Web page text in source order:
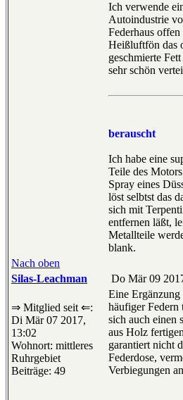
Ich verwende
Autoindustrie
Federhaus
Heißluftfön das
geschmierte
sehr schön
berauscht
Ich habe eine
Teile des
Spray eines
löst selbtst das
sich mit
entfernen läßt,
Metallteile
blank.
Nach oben
Silas-Leachman
Do Mär 09
⇒ Mitglied seit ⇐:
Di Mär 07 2017,
13:02
Wohnort: mittleres
Ruhrgebiet
Beiträge: 49
Eine Ergänzung
häufiger Federn
sich auch einen
aus Holz
garantiert nicht
Federdose,
Verbiegungen